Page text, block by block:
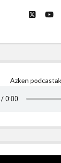
twitter
Azken podcastak